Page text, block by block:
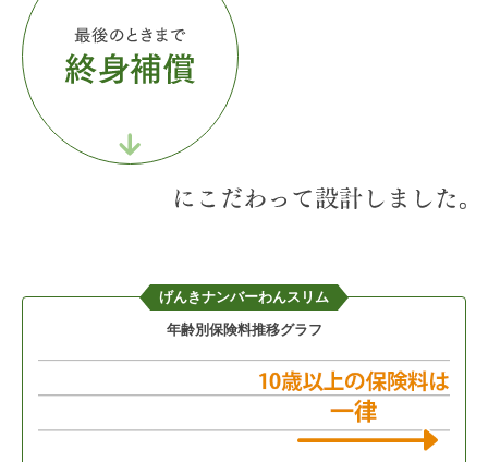
げんきナンバーわんスリム
年齢別保険料推移グラフ